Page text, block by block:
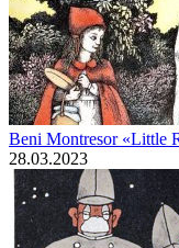
Beni Montresor «Little
28.03.2023